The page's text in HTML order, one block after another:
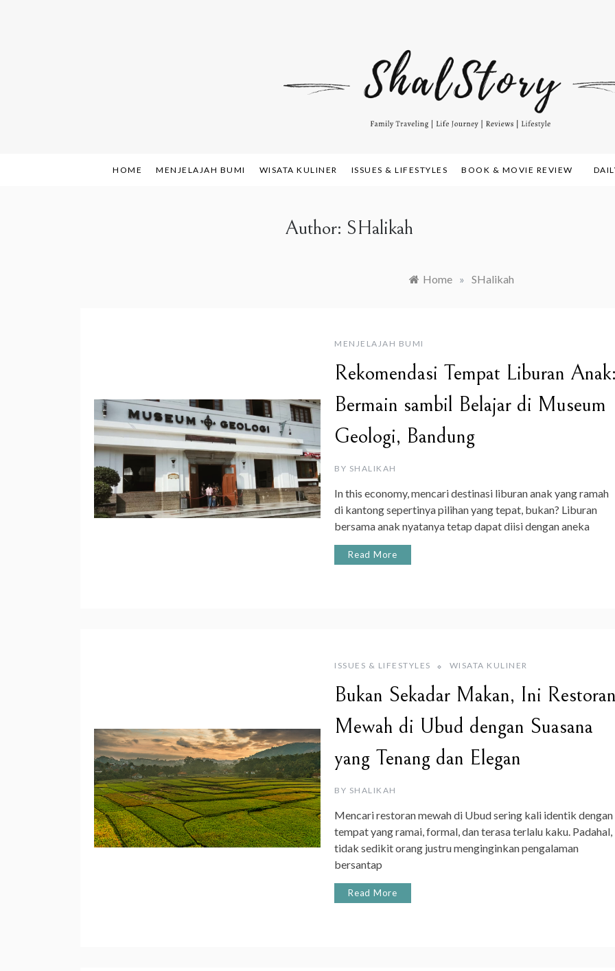
www.shalstory.com
Indonesian Blog: Family Travelling, Life Journey, Reviews, and Lifestyle
HOME MENJELAJAH BUMI WISATA KULINER ISSUES & LIFESTYLES BOOK & MOVIE REVIEW
Author: SHalikah
Home » SHalikah
MENJELAJAH BUMI
Rekomendasi Tempat Liburan
Bermain sambil Belajar di Museum
Geologi, Bandung
BY SHALIKAH
In this economy, mencari destinasi liburan anak yang ramah
di kantong sepertinya pilihan yang tepat, bukan? Liburan
bersama anak nyatanya tetap dapat diisi dengan aneka
Read More
ISSUES & LIFESTYLES WISATA KULINER
Bukan Sekadar Makan, Ini
Mewah di Ubud dengan Suasana
yang Tenang dan Elegan
BY SHALIKAH
Mencari restoran mewah di Ubud sering kali identik dengan
tempat yang ramai, formal, dan terasa terlalu kaku. Padahal,
tidak sedikit orang justru menginginkan pengalaman
bersantap
Read More